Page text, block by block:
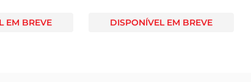
EM BREVE DISPONÍVEL EM BREVE